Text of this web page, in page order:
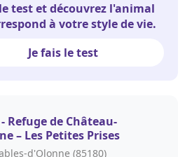
test et découvrez l'animal
à votre style de vie.
Je fais le test
- Refuge de Château-
– Les Petites Prises
d'Olonne (85180)